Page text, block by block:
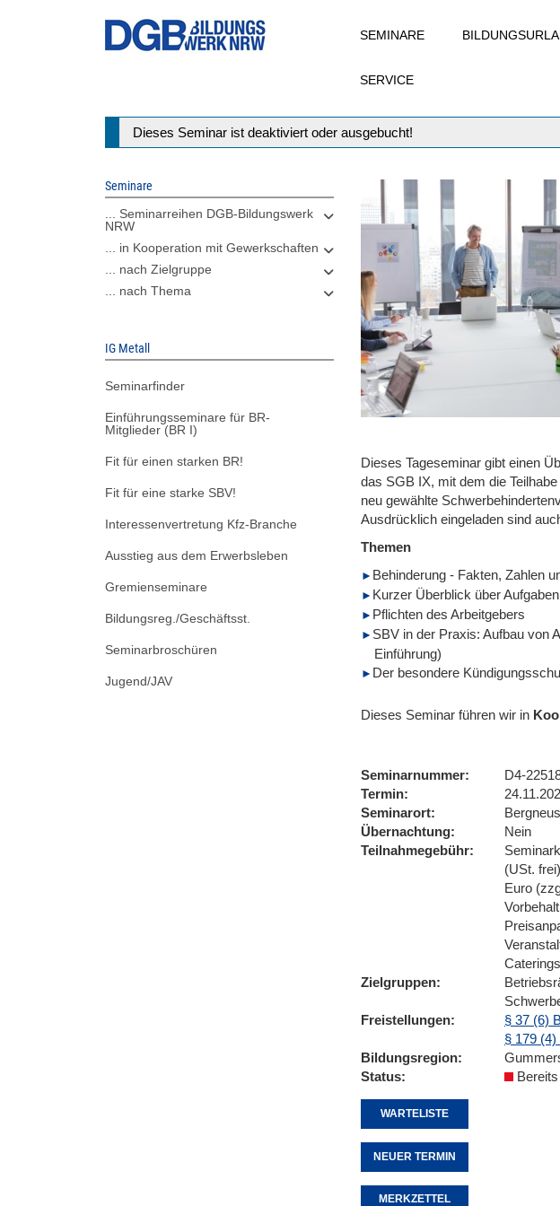
SEMINARE
SERVICE
Statusmeldung
Dieses Seminar ist deaktiviert oder ausgebucht!
Seminare
... Seminarreihen DGB-Bildungswerk
NRW
... in Kooperation mit Gewerkschaften
... nach Zielgruppe
... nach Thema
IG Metall
Seminarfinder
Einführungsseminare für BR-
Mitglieder (BR I)
Fit für einen starken BR!
Fit für eine starke SBV!
Interessenvertretung Kfz-Branche
Ausstieg aus dem Erwerbsleben
Gremienseminare
Bildungsreg./Geschäftsst.
Seminarbroschüren
Jugend/JAV
Dieses Tageseminar gibt einen
das SGB IX, mit dem die
neu gewählte
Ausdrücklich eingeladen sind
Themen
Behinderung - Fakten, Zahlen
Kurzer Überblick über
Pflichten des Arbeitgebers
SBV in der Praxis: Aufbau von
Einführung)
Der besondere
Dieses Seminar führen wir in
Seminarnummer
D4-
Termin
Seminarort
Übernachtung
Nein
Teilnahmegebühr
(USt.
Euro
Zielgruppen
Freistellungen
§ 37 (6)
§ 179
Bildungsregion
Status
WARTELISTE
NEUER TERMIN
MERKZETTEL